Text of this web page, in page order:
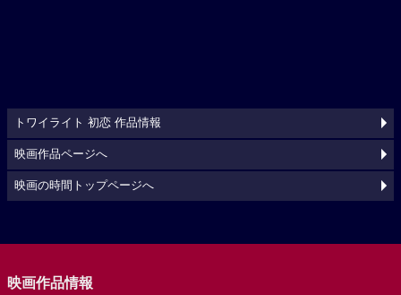
トワイライト 初恋 作品情報
映画作品ページへ
映画の時間トップページへ
映画作品情報